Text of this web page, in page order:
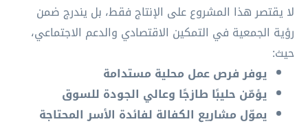
لا يقتصر هذا المشروع على الإنتاج فقط، بل يندرج ضمن
رؤية الجمعية في التمكين الاقتصادي والدعم الاجتماعي،
حيث:
يوفر فرص عمل محلية مستدامة
يؤمّن حليبًا طازجًا وعالي الجودة للسوق
يموّل مشاريع الكفالة لفائدة الأسر المحتاجة